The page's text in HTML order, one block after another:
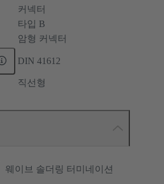
커넥터
타입 B
암형 커넥터
DIN 41612
직선형
웨이브 솔더링 터미네이션